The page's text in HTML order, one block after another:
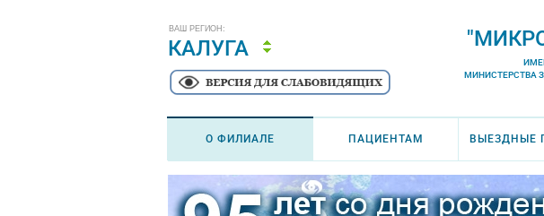
ВАШ РЕГИОН:
КАЛУГА
МИНИСТЕРСТВА
О ФИЛИАЛЕ ПАЦИЕНТАМ ВЫЕЗДНЫЕ